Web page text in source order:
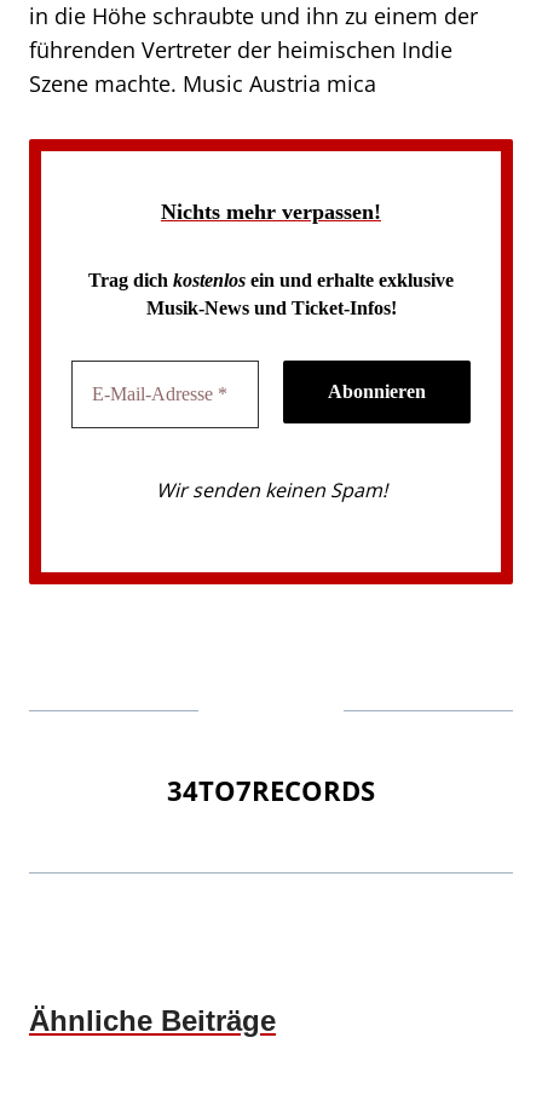
in die Höhe schraubte und ihn zu einem der
führenden Vertreter der heimischen Indie
Szene machte. Music Austria mica
Nichts mehr verpassen!
Trag dich kostenlos ein und erhalte exklusive
Musik-News und Ticket-Infos!
Wir senden keinen Spam!
34TO7RECORDS
Ähnliche Beiträge